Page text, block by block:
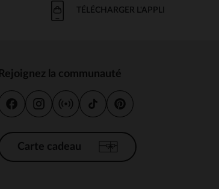
TÉLÉCHARGER L'APPLI
Rejoignez la communauté
Carte cadeau